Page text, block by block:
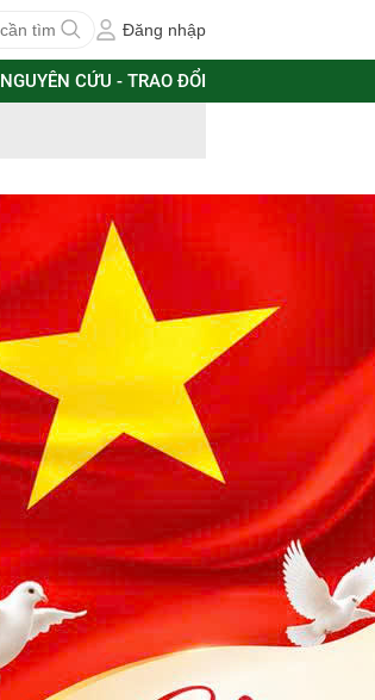
Đăng nhập
NGUYÊN CỨU - TRAO ĐỔI